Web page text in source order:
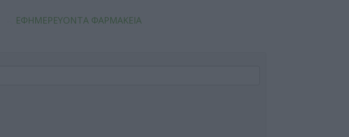
ΕΦΗΜΕΡΕΥΟΝΤΑ ΦΑΡΜΑΚΕΙΑ